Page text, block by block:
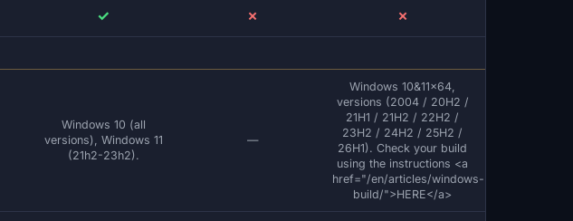
✓ ✗ ✗
Windows 10 (all
versions), Windows 11
(21h2-23h2).
—
Windows 10&11x64,
versions (2004 / 20H2 /
21H1 / 21H2 / 22H2 /
23H2 / 24H2 / 25H2 /
26H1). Check your build
using the instructions <a
href="/en/articles/windows-
build/">HERE</a>